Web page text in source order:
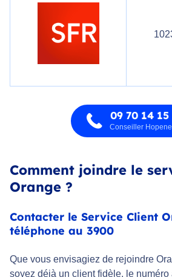
09 70 14 15
Conseiller
Comment joindre le
Orange ?
Contacter le Service Client
téléphone au 3900
Que vous envisagiez de rejoindre
soyez déjà un client fidèle, le numéro